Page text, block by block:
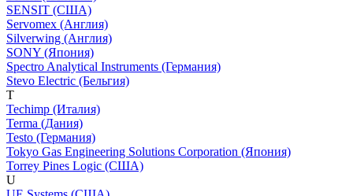
SENSIT (США)
Servomex (Англия)
Silverwing (Англия)
SONY (Япония)
Spectro Analytical Instruments (Германия)
Stevo Electric (Бельгия)
T
Techimp (Италия)
Terma (Дания)
Testo (Германия)
Tokyo Gas Engineering Solutions Corporation (Япония)
Torrey Pines Logic (США)
U